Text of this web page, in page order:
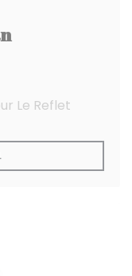
Le Reflet